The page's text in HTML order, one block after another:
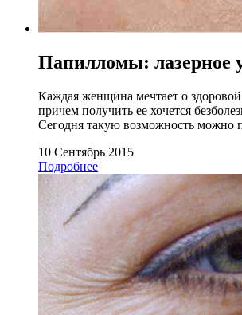
Папилломы: лазерное
Каждая женщина мечтает о
причем получить ее хочется
Сегодня такую возможность можно
10 Сентябрь 2015
Подробнее